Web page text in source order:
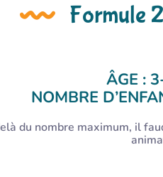
Formule
ÂGE :
NOMBRE
du nombre maximum, il